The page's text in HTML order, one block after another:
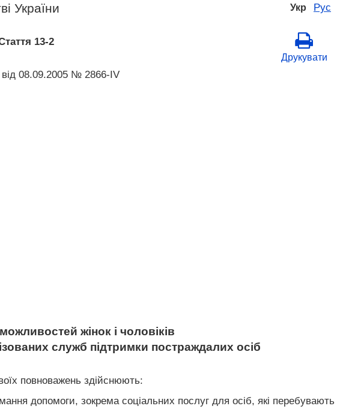
Укр Рус
України
13-2
Друкувати
від 08.09.2005 № 2866-IV
жінок і чоловіків
служб підтримки постраждалих осіб
повноважень здійснюють:
допомоги, зокрема соціальних послуг для осіб, які перебувають